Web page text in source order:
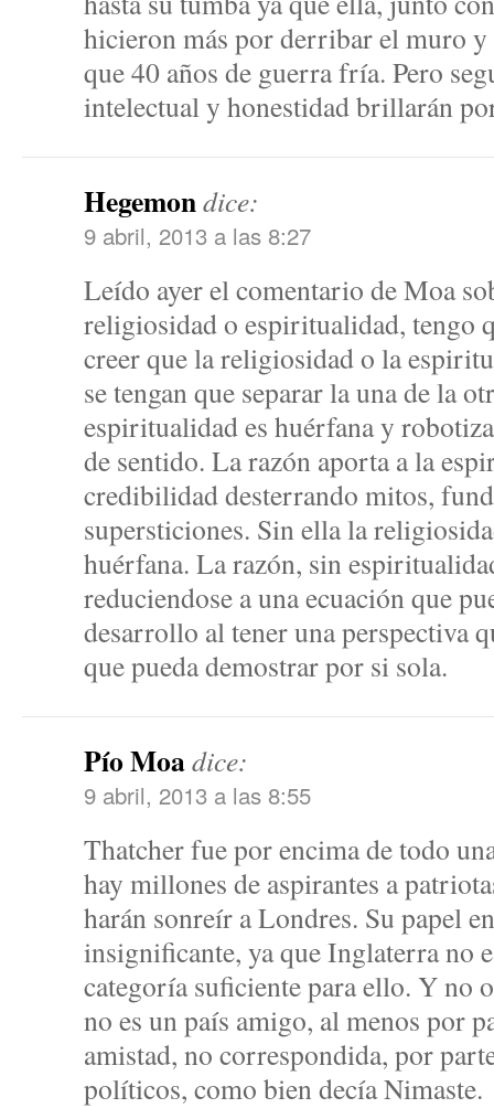
hicieron más por derribar el muro
que 40 años de guerra fría. Pero
intelectual y honestidad brillarán
Hegemondice:
9 abril, 2013 a las 8:27
Leído ayer el comentario de Moa
religiosidad o espiritualidad, tengo
creer que la religiosidad o la
se tengan que separar la una de la
espiritualidad es huérfana y
de sentido. La razón aporta a la
credibilidad desterrando mitos,
supersticiones. Sin ella la
huérfana. La razón, sin
reduciendose a una ecuación que
desarrollo al tener una perspectiva
que pueda demostrar por si sola.
Pío Moadice:
9 abril, 2013 a las 8:55
Thatcher fue por encima de todo
hay millones de aspirantes a
harán sonreír a Londres. Su papel
insignificante, ya que Inglaterra no
categoría suficiente para ello. Y no
no es un país amigo, al menos por
amistad, no correspondida, por
políticos, como bien decía Nimaste.